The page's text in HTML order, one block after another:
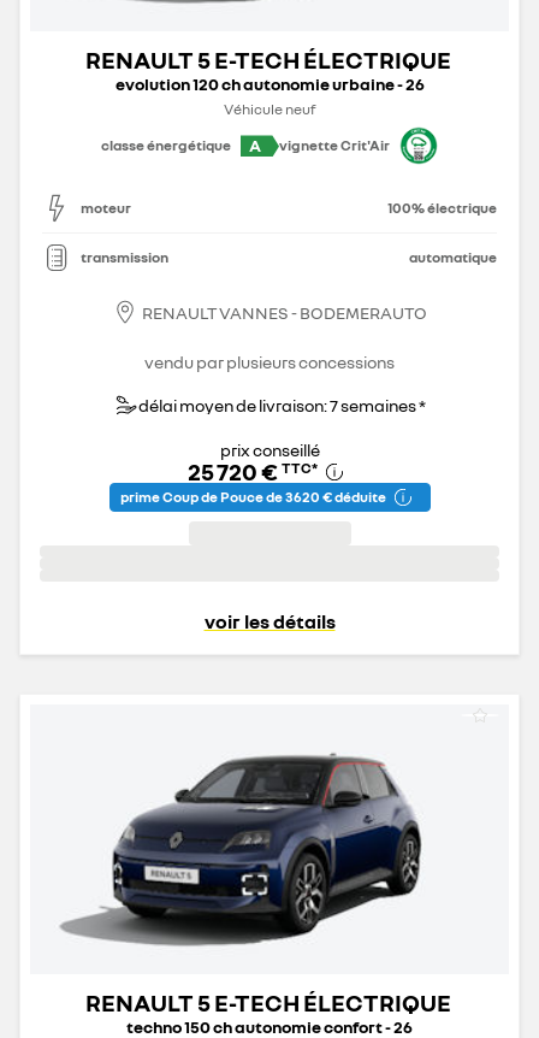
RENAULT 5 E-TECH ÉLECTRIQUE
evolution 120 ch autonomie urbaine - 26
Véhicule neuf
classe énergétique
A vignette Crit'Air
moteur 100% électrique
transmission automatique
RENAULT VANNES - BODEMERAUTO
vendu par plusieurs concessions
délai moyen de livraison: 7 semaines *
prix conseillé
25 720 € TTC*
prime Coup de Pouce de 3 620 € déduite
voir les détails
RENAULT 5 E-TECH ÉLECTRIQUE
techno 150 ch autonomie confort - 26